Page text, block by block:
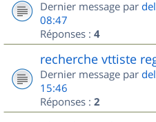
Dernier message par
08:47
Réponses : 4
recherche vttiste
Dernier message par
15:46
Réponses : 2